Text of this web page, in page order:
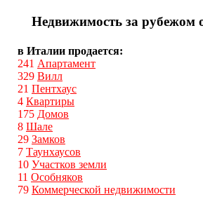
Недвижимость за рубежом
в Италии продается:
241 Апартамент
329 Вилл
21 Пентхаус
4 Квартиры
175 Домов
8 Шале
29 Замков
7 Таунхаусов
10 Участков земли
11 Особняков
79 Коммерческой недвижимости